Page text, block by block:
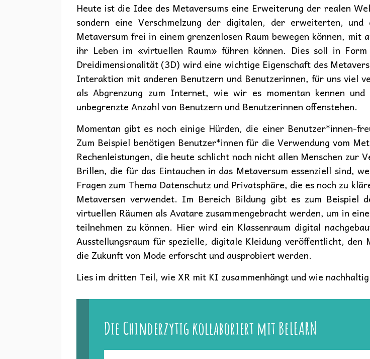
Heute ist die Idee des Metaversums eine Erweiterung der realen
sondern eine Verschmelzung der digitalen, der erweiterten,
Metaversum frei in einem grenzenlosen Raum bewegen können,
ihr Leben im «virtuellen Raum» führen können. Dies soll in
Dreidimensionalität (3D) wird eine wichtige Eigenschaft des
Interaktion mit anderen Benutzern und Benutzerinnen, für uns viel
als Abgrenzung zum Internet, wie wir es momentan kennen
unbegrenzte Anzahl von Benutzern und Benutzerinnen offenstehen.
Momentan gibt es noch einige Hürden, die einer Benutzer*innen-
Zum Beispiel benötigen Benutzer*innen für die Verwendung vom
Rechenleistungen, die heute schlicht noch nicht allen Menschen zur
Brillen, die für das Eintauchen in das Metaversum essenziell sind,
Fragen zum Thema Datenschutz und Privatsphäre, die es noch zu
Metaversen verwendet. Im Bereich Bildung gibt es zum Beispiel
virtuellen Räumen als Avatare zusammengebracht werden, um in
teilnehmen zu können. Hier wird ein Klassenraum digital
Ausstellungsraum für spezielle, digitale Kleidung veröffentlicht,
die Zukunft von Mode erforscht und ausprobiert werden.
Lies im dritten Teil, wie XR mit KI zusammenhängt und wie
Die Chinderzytig kollaboriert mit BeLEARN